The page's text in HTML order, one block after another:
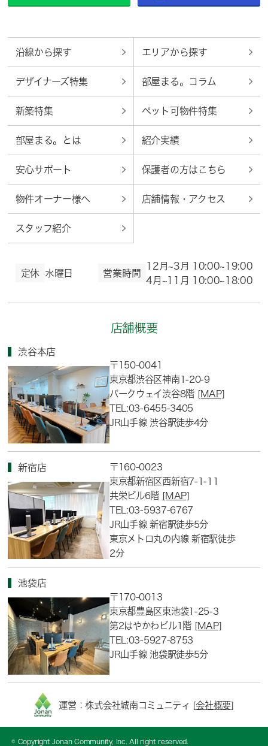
沿線から探す エリアから探す
デザイナーズ特集 部屋まる。コラム
新築特集 ペット可物件特集
部屋まる。とは 紹介実績
安心サポート 保護者の方はこちら
物件オーナー様へ 店舗情報・アクセス
スタッフ紹介
定休 水曜日 営業時間
12月~3月 10:00~19:00
4月~11月 10:00~18:00
店舗概要
渋谷本店
〒150-0041
東京都渋谷区神南1-20-9
パークウェイ渋谷8階 [MAP]
TEL:03-6455-3405
JR山手線 渋谷駅徒歩4分
新宿店
〒160-0023
東京都新宿区西新宿7-1-11
共栄ビル6階 [MAP]
TEL:03-5937-6767
JR山手線 新宿駅徒歩5分
東京メトロ丸の内線 新宿駅徒歩
2分
池袋店
〒170-0013
東京都豊島区東池袋1-25-3
第2はやかわビル1階 [MAP]
TEL:03-5927-8753
JR山手線 池袋駅徒歩5分
運営：株式会社城南コミュニティ [会社概要]
© Copyright Jonan Community, Inc. All right reserved.